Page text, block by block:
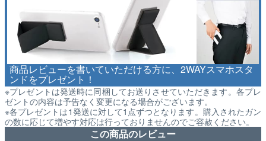
商品レビューを書いていただける方に、2WAYスマホスタ
ンドをプレゼント！
※プレゼントは発送時に同梱してお送りさせていただきます。各プレ
ゼントの内容は予告なく変更になる場合がございます。
※各プレゼントは1発送に対して1点ずつとなります。購入されたガン
の数に応じて増やす対応は行っておりませんのでご容赦ください。
この商品のレビュー